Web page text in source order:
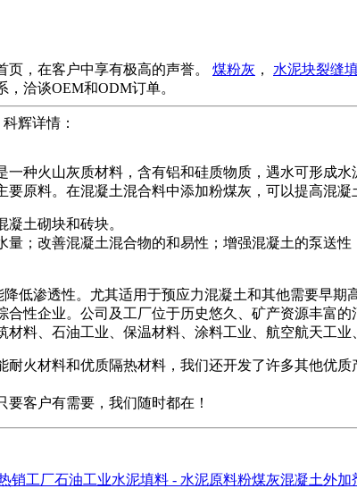
，在客户中享有极高的声誉。 煤粉灰 ， 水泥块裂缝
洽谈OEM和ODM订单。
辉详情：
种火山灰质材料，含有铝和硅质物质，遇水可形成
原料。在混凝土混合料中添加粉煤灰，可以提高混凝
土砌块和砖块。
；改善混凝土混合物的和易性；增强混凝土的泵送
低渗透性。尤其适用于预应力混凝土和其他需要早期
性企业。公司及工厂位于历史悠久、矿产资源丰富
料、石油工业、保温材料、涂料工业、航空航天工业
火材料和优质隔热材料，我们还开发了许多其他优质
客户有需要，我们随时都在！